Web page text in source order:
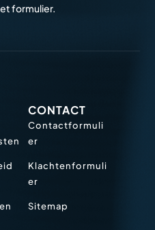
formulier.
CONTACT
Contactformuli
er
Klachtenformuli
er
Sitemap